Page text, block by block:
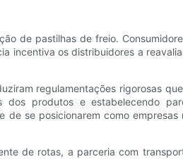
de pastilhas de freio.
incentiva os distribuidores a
regulamentações rigorosas
produtos e estabelecendo
se posicionarem como empresas
de rotas, a parceria com